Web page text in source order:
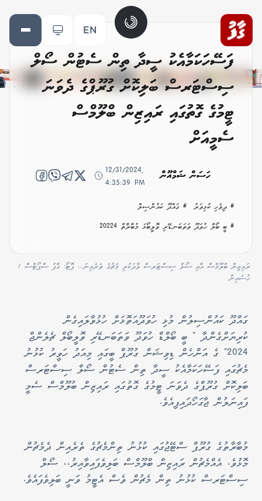
EN
ފަސޭހަކަމާއެކު ސީދާ ތިން ސެޓުން ސޯލް
ސިސްޓަރސް ބަލިކޮށް ގުރޫޕްގެ ދެވަނަ
ޓީމުގެ ގޮތުގައި ރައިޒިން ބްލޫމްސް
ސެމީއަށް
ހަސަން ޝަމްއޫން
12/31/2024,
4:35:39 PM
# ދިވެހި ކުޅިވަރު # ގައްދޫ ކައުންސިލް
# ބީ ބޯލް ހުވަދޫ ވަތަބަނޑޭރި ވޮލީބޯޅަ މުބާރާތް 20224
ރައިޒިން ބްލޫމްސް އާއި ސޯލް ސިސްޓަރސް ވާދަކުރި މެޗުގެ ތެރެއިނަ... ފޮޓޯ: ގާފު ސްޕޯޓްސް /
ހުސެއިން
ގައްދޫ ކައުންސިލުން މުޅި ހުވަދޫއަތޮޅަށް ހުޅުވާލައިގެން
ކުރިޔަށްގެންދާ " ބީ ބޯލްޑް ހުވަދޫ ވަތަބަނޑޭރި ވޮލީބޯލް ޗެލެންޖް
2024" ގެ އަންހެން ޑިވިޝަން ގުރޫޕް ބީގައި މިއަދު ހަވީރު ކުޅުނު
މެޗުގައި ފަސޭހަކަމާއެކު ސީދާ ތިން ސެޓުން ސޯލް ސިސްޓަރސް
ބަލިކޮށް ގުރޫޕްގެ ދެވަނަ ޓީމުގެ ގޮތުގައި ރައިޒިން ބުލޫމްސް ސެމީ
ފައިނަލުން ޖާގަހޯދައިފިއެވެ.
މުބާރާތުގެ ގުރޫޕް ސްޓޭޖުގައި ކުޅުނު ތިންމެޗުގެ ތެރެއިން ދެމެޗުން
މޮޅުވެ، އެއްމެޗުން ރައިޒިން ބްލޫމްސް ބަލިވެފައިވާއިރު،، ސޯލް
ސިސްޓަރސް ކުޅުނު ތިން މެޗުން ވެސް އެޓީމު ވަނީ ބަލިވެފައެވެ.